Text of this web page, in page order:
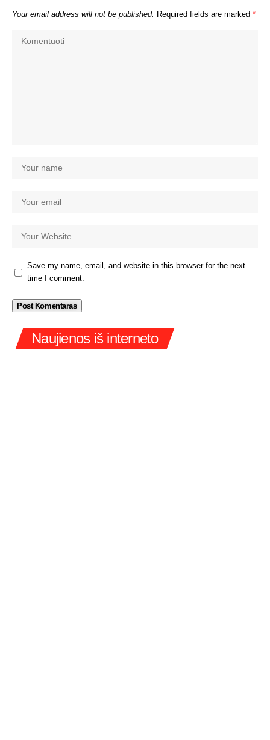
Your email address will not be published. Required fields are marked *
Save my name, email, and website in this browser for the next
time I comment.
Naujienos iš interneto